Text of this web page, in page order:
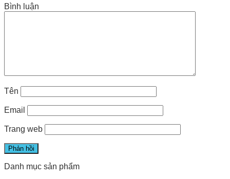
Bình luận
Tên
Email
Trang web
Danh mục sản phẩm